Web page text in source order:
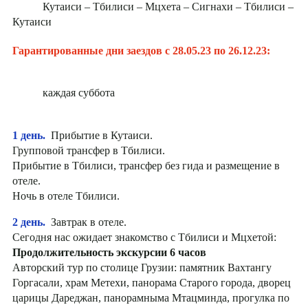
Кутаиси – Тбилиси – Мцхета – Сигнахи – Тбилиси –
Кутаиси
Гарантированные дни заездов с 28.05.23 по 26.12.23:
каждая суббота
1 день. Прибытие в Кутаиси.
Групповой трансфер в Тбилиси.
Прибытие в Тбилиси, трансфер без гида и размещение в
отеле.
Ночь в отеле Тбилиси.
2 день. Завтрак в отеле.
Сегодня нас ожидает знакомство с Тбилиси и Мцхетой:
Продолжительность экскурсии 6 часов
Авторский тур по столице Грузии: памятник Вахтангу
Горгасали, храм Метехи, панорама Старого города, дворец
царицы Дареджан, панорамныма Мтацминда, прогулка по